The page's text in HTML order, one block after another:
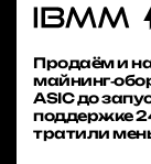
Продаём и
ASIC до
поддержке
тратили